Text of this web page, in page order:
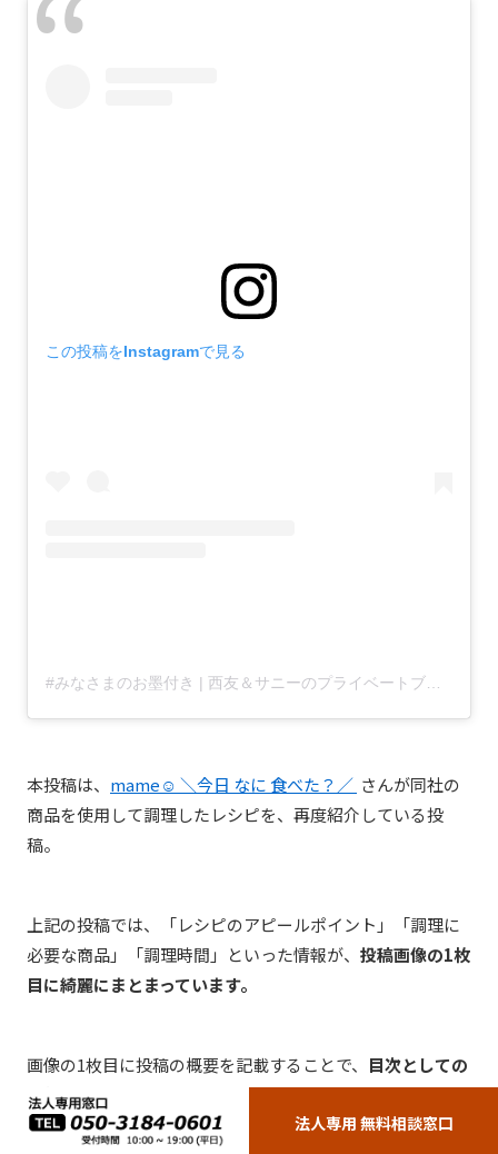
この投稿をInstagramで見る
本投稿は、 mame☺︎ ＼今日 なに 食べた？／ さんが同社の
商品を使用して調理したレシピを、再度紹介している投
稿。
上記の投稿では、「レシピのアピールポイント」「調理に
必要な商品」「調理時間」といった情報が、 投稿画像の1枚
目に綺麗にまとまっています。
画像の1枚目に投稿の概要を記載することで、 目次としての
役割を果たすので、Instagramユーザーの興味関心を惹く
ことが可能に。
法人専用 無料相談窓口